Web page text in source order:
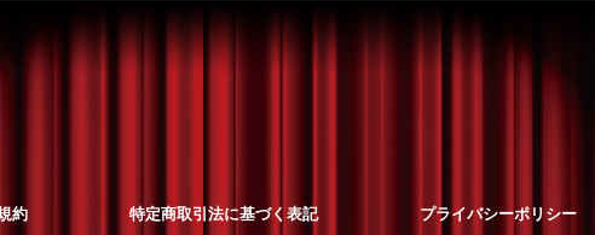
約 特定商取引法に基づく表記 プライバシーポリシー